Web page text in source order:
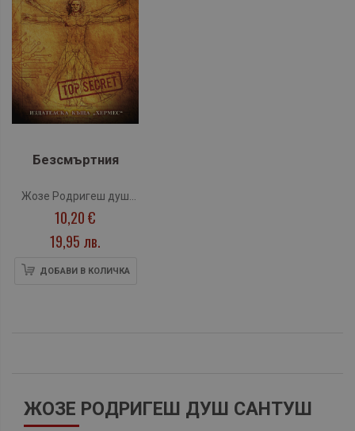
Безсмъртния
Жозе Родригеш душ
Сантуш
10,20 €
19,95 лв.
ДОБАВИ В КОЛИЧКА
ЖОЗЕ РОДРИГЕШ ДУШ САНТУШ